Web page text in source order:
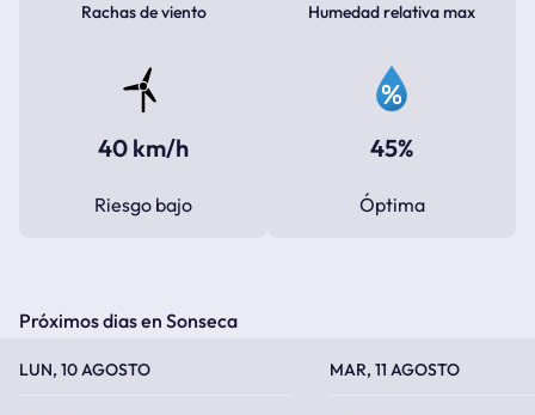
Rachas de viento
40 km/h
Riesgo bajo
Humedad relativa max
45%
Óptima
Próximos dias en Sonseca
LUN, 10 AGOSTO MAR, 11 AGOSTO